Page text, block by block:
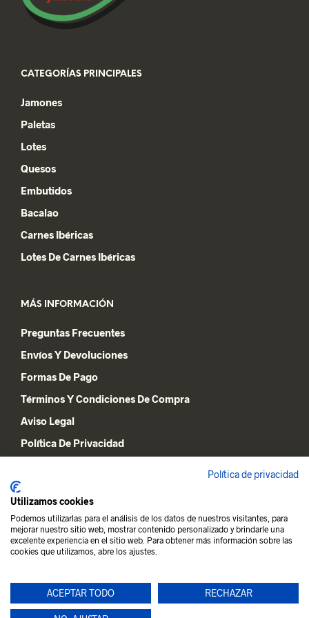
CATEGORÍAS PRINCIPALES
Jamones
Paletas
Lotes
Quesos
Embutidos
Bacalao
Carnes Ibéricas
Lotes De Carnes Ibéricas
MÁS INFORMACIÓN
Preguntas Frecuentes
Envíos Y Devoluciones
Formas De Pago
Términos Y Condiciones De Compra
Aviso Legal
Política De Privacidad
Lista De Deseos
Mi Cuenta
Política de privacidad
Utilizamos cookies
Podemos utilizarlas para el análisis de los datos de nuestros visitantes, para
mejorar nuestro sitio web, mostrar contenido personalizado y brindarle una
excelente experiencia en el sitio web. Para obtener más información sobre las
cookies que utilizamos, abre los ajustes.
ACEPTAR TODO RECHAZAR